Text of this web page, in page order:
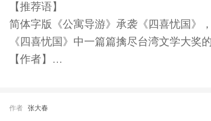
【推荐语】
简体字版《公寓导游》承袭《四喜忧国》，将
《四喜忧国》中一篇篇擒尽台湾文学大奖
【作者】
张大春，当代优秀的华语小说家，1957
《野孩子》，另著有小说《鸡翎图》、《
作者 张大春